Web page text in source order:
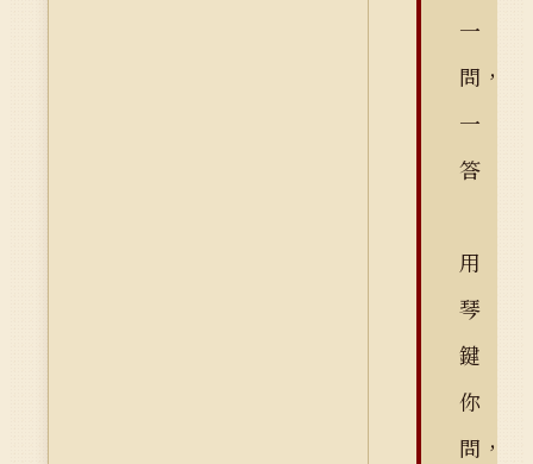
一
問，
一
答
用
琴
鍵
你
問，